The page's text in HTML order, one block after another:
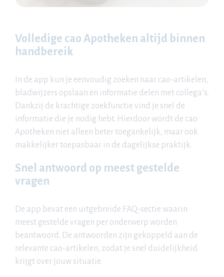
Volledige cao Apotheken altijd binnen
handbereik
In de app kun je eenvoudig zoeken naar cao-artikelen,
bladwijzers opslaan en informatie delen met collega’s.
Dankzij de krachtige zoekfunctie vind je snel de
informatie die je nodig hebt. Hierdoor wordt de cao
Apotheken niet alleen beter toegankelijk, maar ook
makkelijker toepasbaar in de dagelijkse praktijk.
Snel antwoord op meest gestelde
vragen
De app bevat een uitgebreide FAQ-sectie waarin
meest gestelde vragen per onderwerp worden
beantwoord. De antwoorden zijn gekoppeld aan de
relevante cao-artikelen, zodat je snel duidelijkheid
krijgt over jouw situatie.